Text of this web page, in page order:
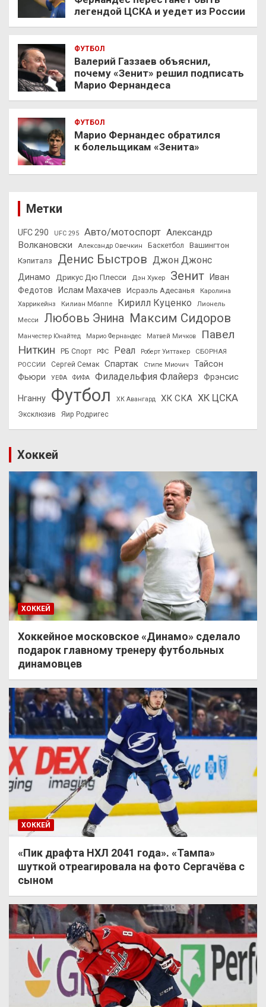
легендой ЦСКА и уедет из России
ФУТБОЛ
Валерий Газзаев объяснил,
почему «Зенит» решил подписать
Марио Фернандеса
ФУТБОЛ
Марио Фернандес обратился
к болельщикам «Зенита»
Метки
UFC 290 UFC 295 Авто/мотоспорт Александр
Волкановски
Александр Овечкин Баскетбол
Вашингтон
Кэпиталз
Денис Быстров Джон Джонс
Динамо Дрикус Дю Плесси Дэн Хукер Зенит
Иван
Федотов
Ислам Махачев Исраэль Адесанья
Каролина
Харрикейнз
Килиан Мбаппе Кирилл Куценко
Лионель
Месси
Любовь Энина Максим Сидоров
Манчестер Юнайтед Марио Фернандес Матвей Мичков
Павел
Ниткин
РБ Спорт РФС Реал Роберт Уиттакер
СБОРНАЯ
РОССИИ
Сергей Семак Спартак Стипе Миочич
Тайсон
Фьюри
УЕФА ФИФА Филадельфия Флайерз Фрэнсис
Нганну Футбол ХК Авангард ХК СКА ХК ЦСКА
Эксклюзив Яир Родригес
Хоккей
ХОККЕЙ
Хоккейное московское «Динамо» сделало
подарок главному тренеру футбольных
динамовцев
ХОККЕЙ
«Пик драфта НХЛ 2041 года». «Тампа»
шуткой отреагировала на фото Сергачёва с
сыном